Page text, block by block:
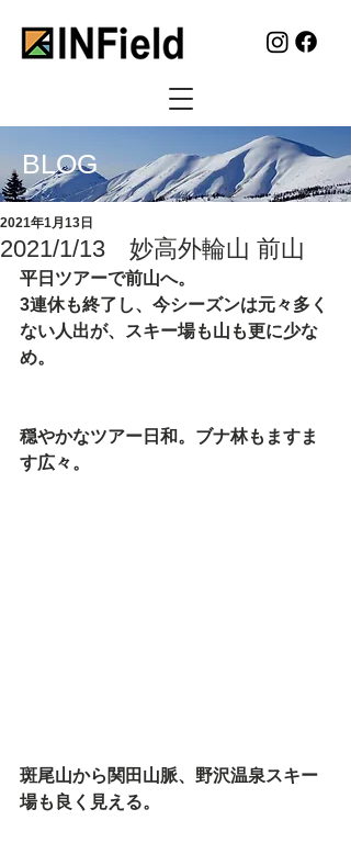
BLOG
2021/1/13 妙高外輪山 前山
2021年1月13日
平日ツアーで前山へ。
3連休も終了し、今シーズンは元々多く
ない人出が、スキー場も山も更に少な
め。
穏やかなツアー日和。ブナ林もますま
す広々。
斑尾山から関田山脈、野沢温泉スキー
場も良く見える。